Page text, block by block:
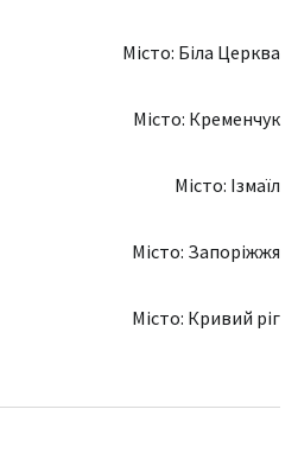
Місто: Біла Церква
Місто: Кременчук
Місто: Ізмаїл
Місто: Запоріжжя
Місто: Кривий ріг